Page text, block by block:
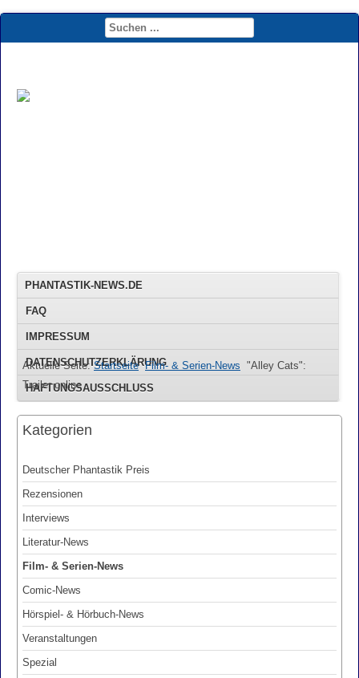
PHANTASTIK-NEWS.DE
FAQ
IMPRESSUM
DATENSCHUTZERKLÄRUNG
HAFTUNGSAUSSCHLUSS
Aktuelle Seite:Startseite Film- & Serien-News "Alley Cats":
Trailer online
Kategorien
Deutscher Phantastik Preis
Rezensionen
Interviews
Literatur-News
Film- & Serien-News
Comic-News
Hörspiel- & Hörbuch-News
Veranstaltungen
Spezial